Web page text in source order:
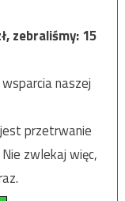
zebraliśmy:15
naszej
przetrwanie
zwlekaj więc,